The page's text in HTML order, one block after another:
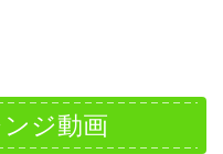
ジ動画